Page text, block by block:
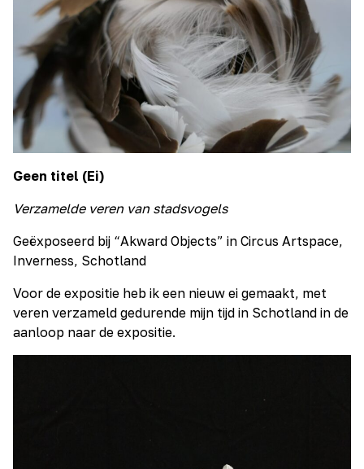
Geen titel (Ei)
Verzamelde veren van stadsvogels
Geëxposeerd bij “Akward Objects” in Circus Artspace,
Inverness, Schotland
Voor de expositie heb ik een nieuw ei gemaakt, met
veren verzameld gedurende mijn tijd in Schotland in de
aanloop naar de expositie.